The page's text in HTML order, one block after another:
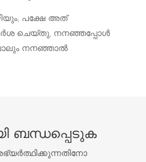
പക്ഷേ അത്
ചെയ്തു, നനഞ്ഞപ്പോൾ
പോലും നനഞ്ഞാൽ
ബന്ധപ്പെടുക